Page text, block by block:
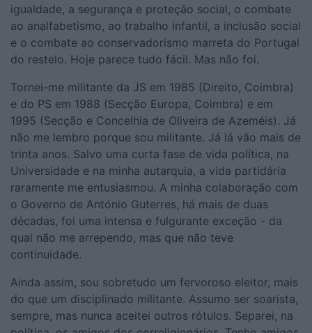
igualdade, a segurança e proteção social, o combate
ao analfabetismo, ao trabalho infantil, a inclusão social
e o combate ao conservadorismo marreta do Portugal
do restelo. Hoje parece tudo fácil. Mas não foi.
Tornei-me militante da JS em 1985 (Direito, Coimbra)
e do PS em 1988 (Secção Europa, Coimbra) e em
1995 (Secção e Concelhia de Oliveira de Azeméis). Já
não me lembro porque sou militante. Já lá vão mais de
trinta anos. Salvo uma curta fase de vida política, na
Universidade e na minha autarquia, a vida partidária
raramente me entusiasmou. A minha colaboração com
o Governo de António Guterres, há mais de duas
décadas, foi uma intensa e fulgurante exceção - da
qual não me arrependo, mas que não teve
continuidade.
Ainda assim, sou sobretudo um fervoroso eleitor, mais
do que um disciplinado militante. Assumo ser soarista,
sempre, mas nunca aceitei outros rótulos. Separei, na